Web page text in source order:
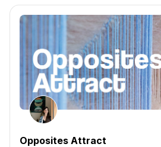
csatolmányban
Opposites Attract